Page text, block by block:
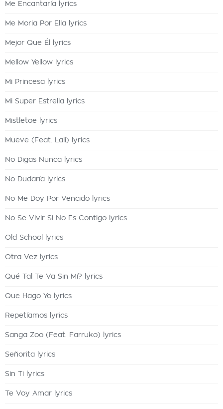
Me Encantaría lyrics
Me Moria Por Ella lyrics
Mejor Que Él lyrics
Mellow Yellow lyrics
Mi Princesa lyrics
Mi Super Estrella lyrics
Mistletoe lyrics
Mueve (Feat. Lali) lyrics
No Digas Nunca lyrics
No Dudaría lyrics
No Me Doy Por Vencido lyrics
No Se Vivir Si No Es Contigo lyrics
Old School lyrics
Otra Vez lyrics
Qué Tal Te Va Sin Mí? lyrics
Que Hago Yo lyrics
Repetíamos lyrics
Sanga Zoo (Feat. Farruko) lyrics
Señorita lyrics
Sin Ti lyrics
Te Voy Amar lyrics